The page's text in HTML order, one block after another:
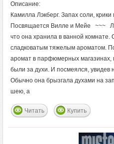
Описание:
Камилла Лэкберг. Запах соли,
Посвящается Вилле и Мейе ~~~
что она хранила в ванной
сладковатым тяжелым ароматом.
аромат в парфюмерных магазинах,
были за духи. И посмеялся,
Обычно она брызгала духами на
шею, а
Читать Купить